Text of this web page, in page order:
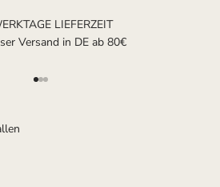
LIEFERZEIT
Versand in DE ab 80€